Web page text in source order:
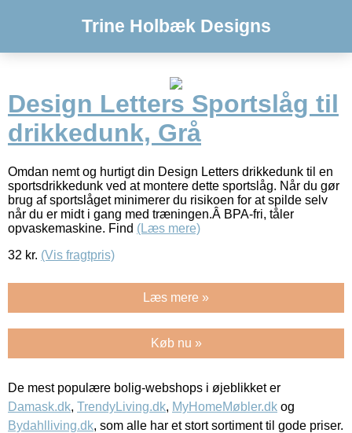
Trine Holbæk Designs
Design Letters Sportslåg til
drikkedunk, Grå
Omdan nemt og hurtigt din Design Letters drikkedunk til en
sportsdrikkedunk ved at montere dette sportslåg. Når du gør
brug af sportslåget minimerer du risikoen for at spilde selv
når du er midt i gang med træningen.Â BPA-fri, tåler
opvaskemaskine. Find (Læs mere)
32 kr. (Vis fragtpris)
Læs mere »
Køb nu »
De mest populære bolig-webshops i øjeblikket er
Damask.dk, TrendyLiving.dk, MyHomeMøbler.dk og
Bydahlliving.dk, som alle har et stort sortiment til gode priser.